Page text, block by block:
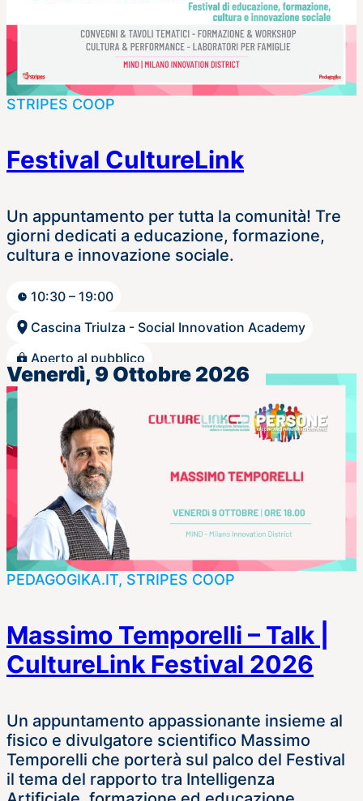
STRIPES COOP
Festival CultureLink
Un appuntamento per tutta la comunità! Tre
giorni dedicati a educazione, formazione,
cultura e innovazione sociale.
10:30 – 19:00
Cascina Triulza - Social Innovation Academy
Aperto al pubblico
Venerdì, 9 Ottobre 2026
PEDAGOGIKA.IT, STRIPES COOP
Massimo Temporelli – Talk |
CultureLink Festival 2026
Un appuntamento appassionante insieme al
fisico e divulgatore scientifico Massimo
Temporelli che porterà sul palco del Festival
il tema del rapporto tra Intelligenza